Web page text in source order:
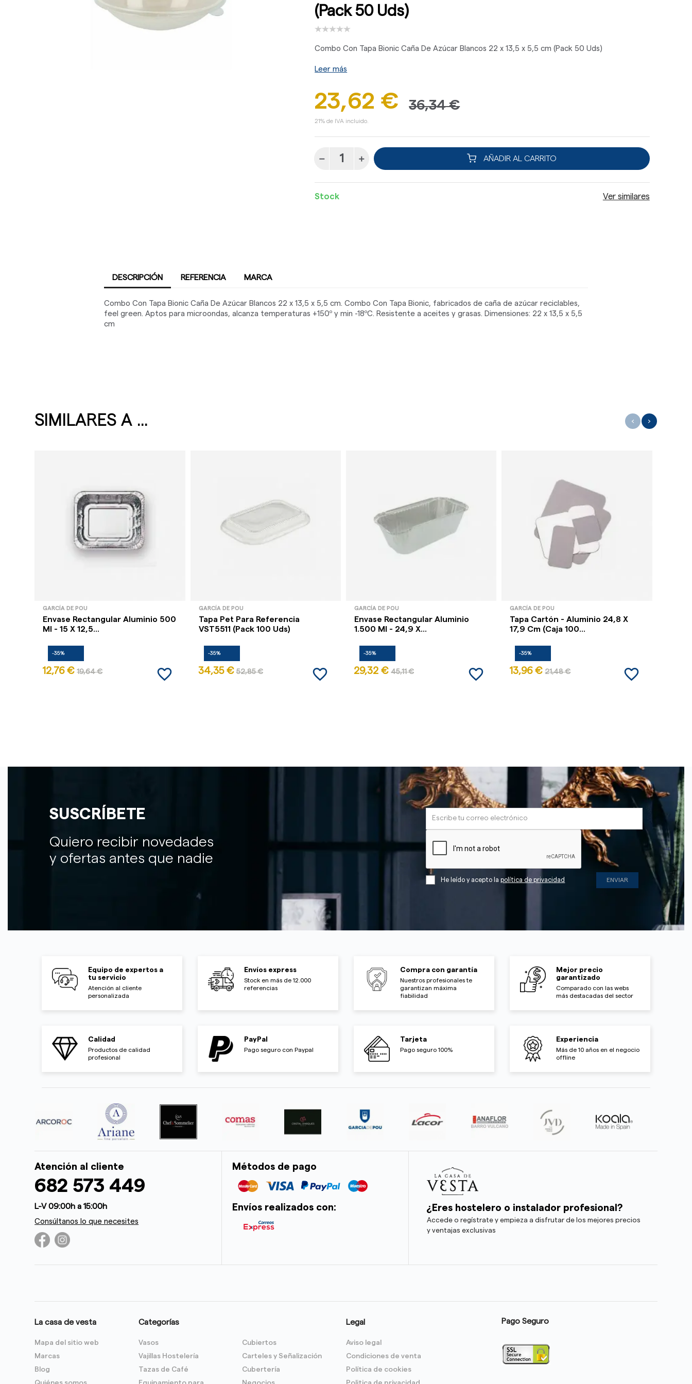
(Pack 50 Uds)
Combo Con Tapa Bionic Caña De Azúcar Blancos 22 x 13,5 x 5,5 cm (Pack 50 Uds)
Leer más
23,62 € 36,34 €
21% de IVA incluido.
AÑADIR AL CARRITO
Stock Ver similares
DESCRIPCIÓN REFERENCIA MARCA
Combo Con Tapa Bionic Caña De Azúcar Blancos 22 x 13,5 x 5,5 cm. Combo Con Tapa Bionic, fabricados de caña de azúcar reciclables,
feel green. Aptos para microondas, alcanza temperaturas +150º y min -18ºC. Resistente a aceites y grasas. Dimensiones: 22 x 13,5 x 5,5
cm
SIMILARES A ...
GARCÍA DE POU
Envase Rectangular Aluminio 500
Ml - 15 X 12,5...
-35%
12,76 € 19,64 € favorite_border
GARCÍA DE POU
Tapa Pet Para Referencia
VST5511 (Pack 100 Uds)
-35%
34,35 € 52,85 € favorite_border
GARCÍA DE POU
Envase Rectangular Aluminio
1.500 Ml - 24,9 X...
-35%
29,32 € 45,11 € favorite_border
GARCÍA DE POU
Tapa Cartón - Aluminio 24,8 X
17,9 Cm (Caja 100...
-35%
13,96 € 21,48 € favorite_border
‹ ›
SUSCRÍBETE
Quiero recibir novedades
y ofertas antes que nadie
He leído y acepto lapolítica de privacidad
Equipo de expertos a
tu servicio
Atención al cliente
personalizada
Envíos express
Stock en más de 12.000
referencias
Compra con garantía
Nuestros profesionales te
garantizan máxima
fiabilidad
Mejor precio
garantizado
Comparado con las webs
más destacadas del sector
Calidad
Productos de calidad
profesional
PayPal
Pago seguro con Paypal
Tarjeta
Pago seguro 100%
Experiencia
Más de 10 años en el negocio
offline
Atención al cliente
682 573 449
L-V 09:00h a 15:00h
Consúltanos lo que necesites
Métodos de pago
Envíos realizados con: ¿Eres hostelero o instalador profesional?
Accede o regístrate y empieza a disfrutar de los mejores precios
y ventajas exclusivas
La casa de vesta
Mapa del sitio web
Marcas
Blog
Categorías
Vasos
Vajillas Hostelería
Tazas de Café
Cubiertos
Carteles y Señalización
Cubertería
Legal
Aviso legal
Condiciones de venta
Política de cookies
Pago Seguro